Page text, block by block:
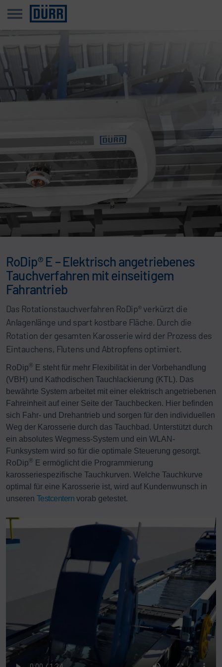
RoDip® E – Elektrisch angetriebenes
Tauchverfahren mit einseitigem
Fahrantrieb
Das Rotationstauchverfahren RoDip® verkürzt die
Anlagenlänge und spart kostbare Fläche. Durch die
Rotation der gesamten Karosserie wird der Prozess des
Eintauchens, Flutens und Abtropfens optimiert.
RoDip® E steht für mehr Flexibilität in der Vorbehandlung
(VBH) und Kathodischen Tauchlackierung (KTL). Das
bewährte System arbeitet mit einer elektrisch angetriebenen
Fahreinheit auf einer Seite der Tauchbecken. Hier befinden
sich Fahr- und Drehantrieb und sorgen für den individuellen
Weg der Karosserie durch das Tauchbad. Unterstützt durch
ein absolutes Wegmess-System und ein WLAN-
Funksystem wird so für die optimale Steuerung gesorgt.
RoDip® E ermöglicht die Programmierung
karosseriespezifische Tauchkurven. Welche Tauchkurve
optimal für eine Karosserie ist, wird auf Kundenwunsch in
unseren Testcentern vorab getestet.